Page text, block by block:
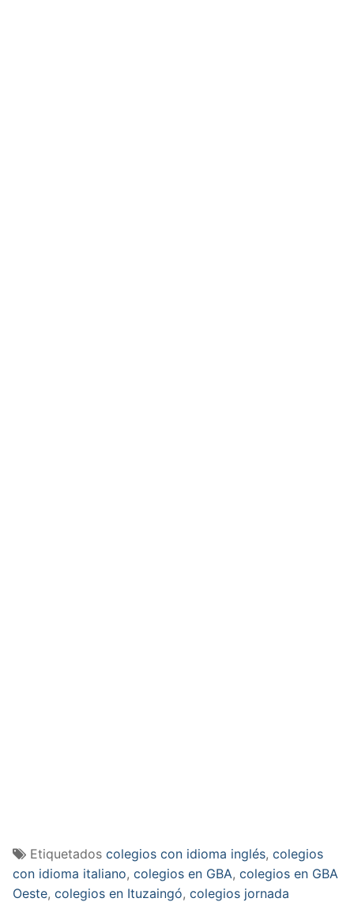
Etiquetados colegios con idioma inglés, colegios
con idioma italiano, colegios en GBA, colegios en GBA
Oeste, colegios en Ituzaingó, colegios jornada